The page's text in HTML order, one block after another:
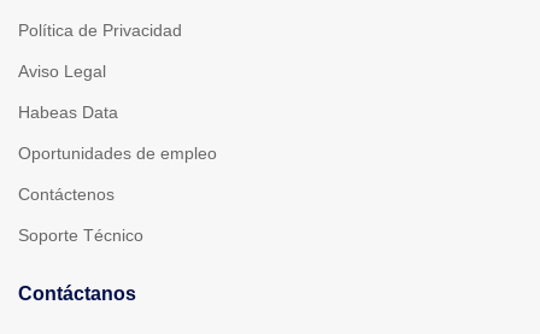
Política de Privacidad
Aviso Legal
Habeas Data
Oportunidades de empleo
Contáctenos
Soporte Técnico
Contáctanos